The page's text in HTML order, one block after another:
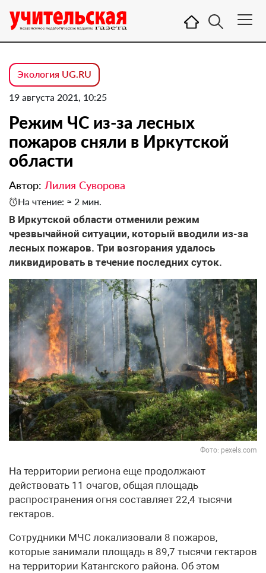
Экология UG.RU
19 августа 2021, 10:25
Режим ЧС из-за лесных
пожаров сняли в Иркутской
области
Автор: Лилия Суворова
На чтение: ≈ 2 мин.
В Иркутской области отменили режим
чрезвычайной ситуации, который вводили из-за
лесных пожаров. Три возгорания удалось
ликвидировать в течение последних суток.
Фото: pexels.com
На территории региона еще продолжают
действовать 11 очагов, общая площадь
распространения огня составляет 22,4 тысячи
гектаров.
Сотрудники МЧС локализовали 8 пожаров,
которые занимали площадь в 89,7 тысячи гектаров
на территории Катангского района. Об этом